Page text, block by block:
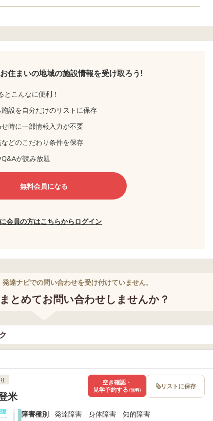
住まいの地域の施設情報を受け取ろう!
とこんなに便利！
設を自分だけのリストに保存
時に一部情報入力が不要
どのこだわり条件を保存
が読み放題
無料会員になる
会員の方はこちらからログイン
達ナビでの問い合わせを受け付けていません。
とめてお問い合わせしませんか？
米
障害種別
発達障害 身体障害 知的障害
空き確認・
見学予約する (無料) リストに保存